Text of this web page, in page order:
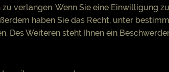
verlangen. Wenn Sie eine Einwilligung
haben Sie das Recht, unter
Des Weiteren steht Ihnen ein